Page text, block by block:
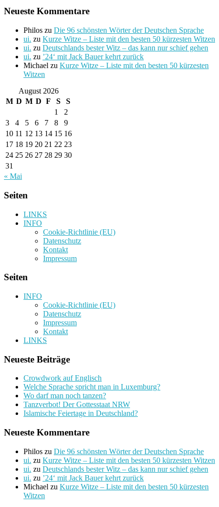
Neueste Kommentare
Philos zu Die 96 schönsten Wörter der Deutschen Sprache
ui. zu Kurze Witze – Liste mit den besten 50 kürzesten Witzen
ui. zu Deutschlands bester Witz – das kann nur schief gehen
ui. zu ’24‘ mit Jack Bauer kehrt zurück
Michael zu Kurze Witze – Liste mit den besten 50 kürzesten
Witzen
August 2026
M D M D F S
S
1
2
3
4 5 6 7 8
9
10 11 12 13 14 15 16
17 18 19 20 21 22 23
24 25 26 27 28 29 30
31
« Mai
Seiten
LINKS
INFO
Cookie-Richtlinie (EU)
Datenschutz
Kontakt
Impressum
Seiten
INFO
Cookie-Richtlinie (EU)
Datenschutz
Impressum
Kontakt
LINKS
Neueste Beiträge
Crowdwork auf Englisch
Welche Sprache spricht man in Luxemburg?
Wo darf man noch tanzen?
Tanzverbot! Der Gottesstaat NRW
Islamische Feiertage in Deutschland?
Neueste Kommentare
Philos zu Die 96 schönsten Wörter der Deutschen Sprache
ui. zu Kurze Witze – Liste mit den besten 50 kürzesten Witzen
ui. zu Deutschlands bester Witz – das kann nur schief gehen
ui. zu ’24‘ mit Jack Bauer kehrt zurück
Michael zu Kurze Witze – Liste mit den besten 50 kürzesten
Witzen